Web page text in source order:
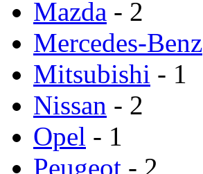
Mazda - 2
Mercedes-Benz
Mitsubishi - 1
Nissan - 2
Opel - 1
Peugeot - 2